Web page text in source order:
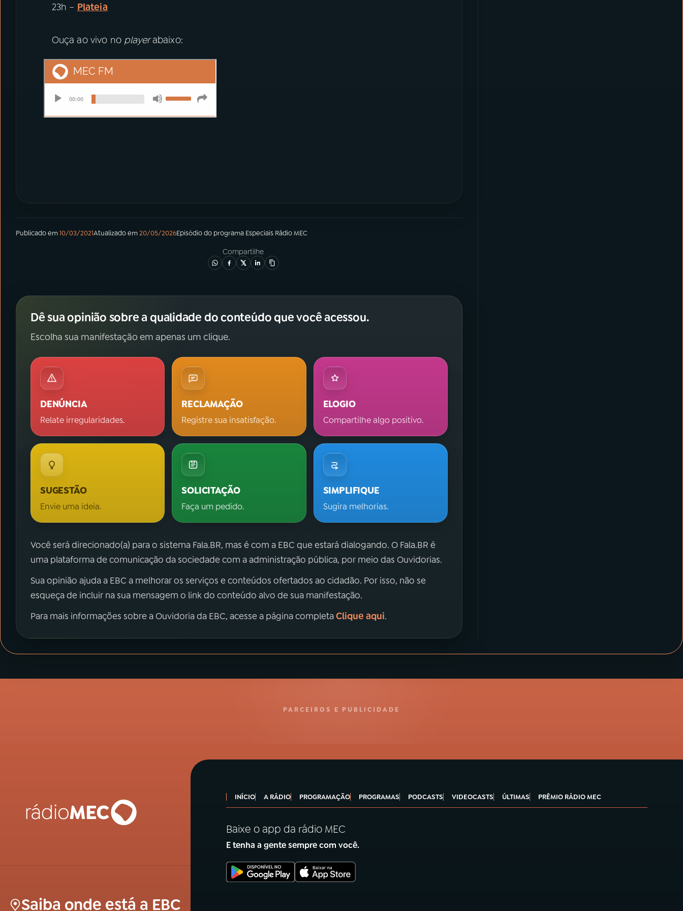
23h – Plateia
Ouça ao vivo no playerabaixo:
Publicado em10/03/2021Atualizado em20/05/2026Episódiodo programa Especiais Rádio MEC
Compartilhe
Dê sua opinião sobre a qualidade do conteúdo que você acessou.
Escolha sua manifestação em apenas um clique.
DENÚNCIA
Relate irregularidades.
RECLAMAÇÃO
Registre sua insatisfação.
ELOGIO
Compartilhe algo positivo.
SUGESTÃO
Envie uma ideia.
SOLICITAÇÃO
Faça um pedido.
SIMPLIFIQUE
Sugira melhorias.
Você será direcionado(a) para o sistema Fala.BR, mas é com a EBC que estará dialogando. O Fala.BR é
uma plataforma de comunicação da sociedade com a administração pública, por meio das Ouvidorias.
Sua opinião ajuda a EBC a melhorar os serviços e conteúdos ofertados ao cidadão. Por isso, não se
esqueça de incluir na sua mensagem o link do conteúdo alvo de sua manifestação.
Para mais informações sobre a Ouvidoria da EBC, acesse a página completaClique aqui.
PARCEIROS E PUBLICIDADE
Saiba onde está a EBC
INÍCIO A RÁDIO PROGRAMAÇÃO PROGRAMAS PODCASTS VIDEOCASTS ÚLTIMAS PRÊMIO RÁDIO MEC
Baixe o app da rádio MEC
E tenha a gente sempre com você.